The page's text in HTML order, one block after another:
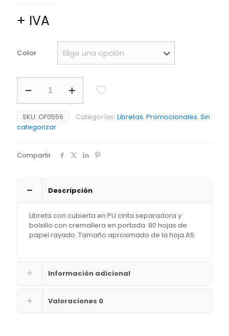
+ IVA
Color
Isa
cantidad
SKU: OF0556 Categorías: Libretas, Promocionales, Sin
categorizar
Compartir
Descripción
Libreta con cubierta en PU cinta separadora y
bolsillo con cremallera en portada. 80 hojas de
papel rayado. Tamaño aproximado de la hoja A5.
Información adicional
Valoraciones 0